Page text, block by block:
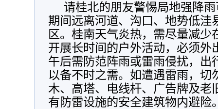
请桂北的朋友警惕局地强降
期间远离河道、沟口、地势低洼
区。桂南天气炎热，需尽量减少
开展长时间的户外活动，必须外
午后需防范阵雨或雷雨侵扰，出
以备不时之需。如遭遇雷雨，切
木、高塔、电线杆、广告牌及老
有防雷设施的安全建筑物内避险